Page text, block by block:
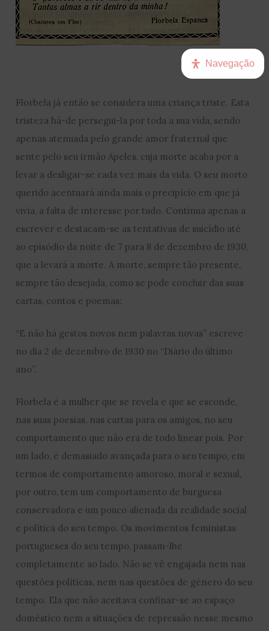
Florbela já então se considera uma criança triste. Esta
tristeza há-de persegui-la por toda a sua vida, sendo
apenas atenuada pelo grande amor fraternal que
sente pelo seu irmão Apeles, cuja morte acaba por a
levar a desligar-se cada vez mais da vida. O seu morto
querido acentuará ainda mais o precipício em que já
vivia, a falta de interesse por tudo. Continua apenas a
escrever e destacam-se as tentativas de suicídio até
ao episódio da noite de 7 para 8 de dezembro de 1930,
que a levará a morte. A morte, sempre tão presente,
sempre tão desejada, como se pode concluir das suas
cartas, contos e poemas:
“E não há gestos novos nem palavras novas” escreve
no dia 2 de dezembro de 1930 no “Diário do último
ano”.
Florbela é a mulher que se revela e que se esconde,
nas suas poesias, nas cartas para os amigos, no seu
comportamento que não era de todo linear pois. Por
um lado, é demasiado avançada para o seu tempo, em
termos de comportamento amoroso, moral e sexual,
por outro, tem um comportamento de burguesa
conservadora e um pouco alienada da realidade social
e política do seu tempo. Os movimentos feministas
portugueses do seu tempo, passam-lhe
completamente ao lado. Não se vê engajada nem nas
questões políticas, nem nas questões de género do seu
tempo. Ela que não aceitava confinar-se ao espaço
doméstico nem a situações de repressão nesse mesmo
Navegação